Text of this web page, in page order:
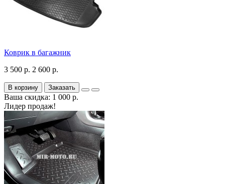
Коврик в багажник
3 500 р. 2 600 р.
В корзину Заказать
Ваша скидка: 1 000 р.
Лидер продаж!